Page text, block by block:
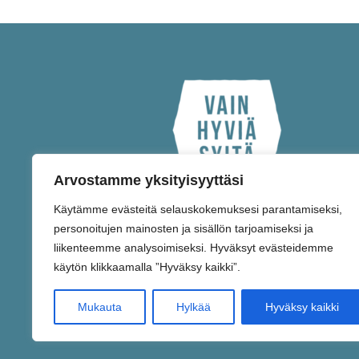
Arvostamme yksityisyyttäsi
Käytämme evästeitä selauskokemuksesi parantamiseksi,
personoitujen mainosten ja sisällön tarjoamiseksi ja
liikenteemme analysoimiseksi. Hyväksyt evästeidemme
käytön klikkaamalla ”Hyväksy kaikki”.
Mukauta Hylkää Hyväksy kaikki